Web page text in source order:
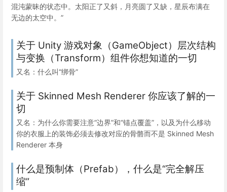
混沌蒙昧的状态中。太阳正了又斜，月亮圆了又缺，星辰布满在
无边的太空中。”
关于 Unity 游戏对象（GameObject）层次结构
与变换（Transform）组件你想知道的一切
又名：什么叫“绑骨”
关于 Skinned Mesh Renderer 你应该了解的一
切
又名：为什么你需要注意“边界”和“锚点覆盖”，以及为什么移动
你的衣服上的装饰必须去修改对应的骨骼而不是 Skinned Mesh
Renderer 本身
什么是预制体（Prefab），什么是“完全解压
缩”